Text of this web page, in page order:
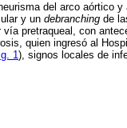
del arco aórtico
y un debranching de
pretraqueal, con
quien ingresó al
1), signos locales de